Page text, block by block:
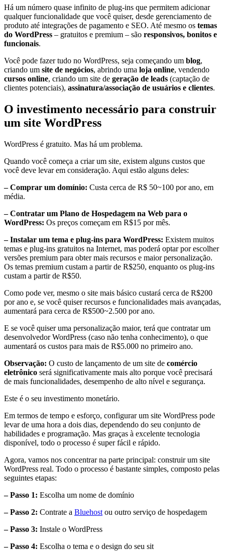
Há um número quase infinito de plug-ins que permitem adicionar
qualquer funcionalidade que você quiser, desde gerenciamento de
produto até integrações de pagamento e SEO. Até mesmo os temas
do WordPress – gratuitos e premium – são responsivos, bonitos e
funcionais.
Você pode fazer tudo no WordPress, seja começando um blog,
criando um site de negócios, abrindo uma loja online, vendendo
cursos online, criando um site de geração de leads (captação de
clientes potenciais), assinatura/associação de usuários e clientes.
O investimento necessário para construir
um site WordPress
WordPress é gratuito. Mas há um problema.
Quando você começa a criar um site, existem alguns custos que
você deve levar em consideração. Aqui estão alguns deles:
– Comprar um domínio: Custa cerca de R$ 50~100 por ano, em
média.
– Contratar um Plano de Hospedagem na Web para o
WordPress: Os preços começam em R$15 por mês.
– Instalar um tema e plug-ins para WordPress: Existem muitos
temas e plug-ins gratuitos na Internet, mas poderá optar por escolher
versões premium para obter mais recursos e maior personalização.
Os temas premium custam a partir de R$250, enquanto os plug-ins
custam a partir de R$50.
Como pode ver, mesmo o site mais básico custará cerca de R$200
por ano e, se você quiser recursos e funcionalidades mais avançadas,
aumentará para cerca de R$500~2.500 por ano.
E se você quiser uma personalização maior, terá que contratar um
desenvolvedor WordPress (caso não tenha conhecimento), o que
aumentará os custos para mais de R$5.000 no primeiro ano.
Observação: O custo de lançamento de um site de comércio
eletrônico será significativamente mais alto porque você precisará
de mais funcionalidades, desempenho de alto nível e segurança.
Este é o seu investimento monetário.
Em termos de tempo e esforço, configurar um site WordPress pode
levar de uma hora a dois dias, dependendo do seu conjunto de
habilidades e programação. Mas graças à excelente tecnologia
disponível, todo o processo é super fácil e rápido.
Agora, vamos nos concentrar na parte principal: construir um site
WordPress real. Todo o processo é bastante simples, composto pelas
seguintes etapas:
– Passo 1: Escolha um nome de domínio
– Passo 2: Contrate a Bluehost ou outro serviço de hospedagem
– Passo 3: Instale o WordPress
– Passo 4: Escolha o tema e o design do seu sit